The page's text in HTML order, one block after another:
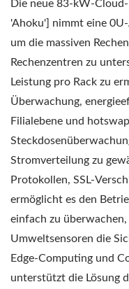
Die neue 83-kW-
'Ahoku'] nimmt eine
um die massiven
Rechenzentren zu
Leistung pro Rack zu
Überwachung,
Filialebene und
Stromverteilung zu
Protokollen, SSL-
ermöglicht es den
einfach zu
Umweltsensoren die
Edge-Computing und
unterstützt die Lösung